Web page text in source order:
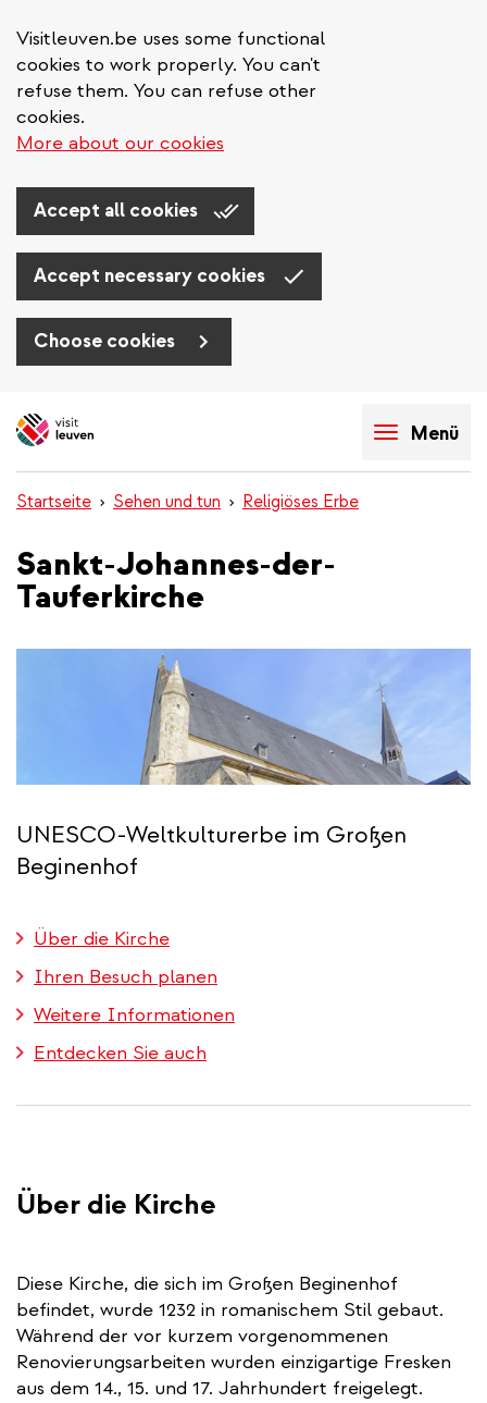
Visitleuven.be uses some functional
cookies to work properly. You can't
refuse them. You can refuse other
cookies.
More about our cookies
Accept all cookies
Accept necessary cookies
Choose cookies
zum
Menü
Startseite Sehen und tun Religiöses Erbe
Sankt-Johannes-der-
Tauferkirche
UNESCO-Weltkulturerbe im Großen
Beginenhof
Über die Kirche
Ihren Besuch planen
Weitere Informationen
Entdecken Sie auch
Über die Kirche
Diese Kirche, die sich im Großen Beginenhof
befindet, wurde 1232 in romanischem Stil gebaut.
Während der vor kurzem vorgenommenen
Renovierungsarbeiten wurden einzigartige Fresken
aus dem 14., 15. und 17. Jahrhundert freigelegt.